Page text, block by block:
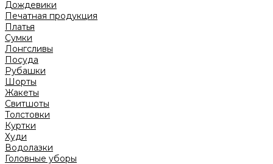
Дождевики
Печатная продукция
Платья
Сумки
Лонгсливы
Посуда
Рубашки
Шорты
Жакеты
Свитшоты
Толстовки
Куртки
Худи
Водолазки
Головные уборы